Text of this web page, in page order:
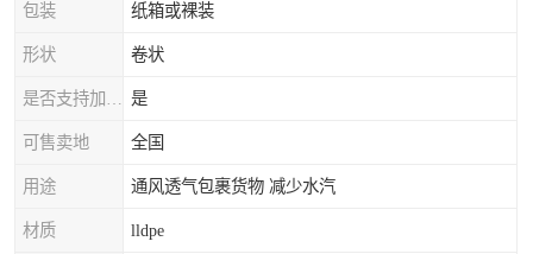
包装 纸箱或裸装
形状 卷状
是
可售卖地 全国
用途 通风透气包裹货物 减少水汽
材质 lldpe